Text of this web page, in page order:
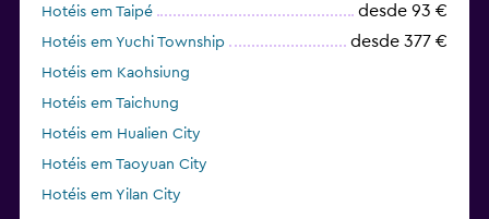
Hotéis em Taipé desde 93 €
Hotéis em Yuchi Township desde 377 €
Hotéis em Kaohsiung
Hotéis em Taichung
Hotéis em Hualien City
Hotéis em Taoyuan City
Hotéis em Yilan City